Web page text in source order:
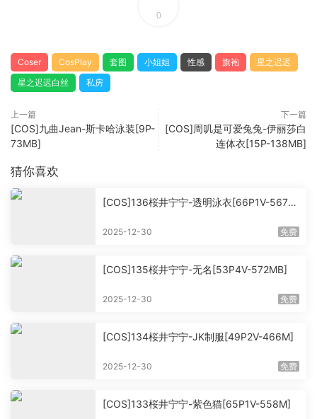
0
Coser CosPlay 套图 小姐姐 性感 旗袍
星之迟迟
星之迟迟白丝
私房
上一篇
[COS]九曲Jean-斯卡哈泳装[9P-
73MB]
下一篇
[COS]周叽是可爱兔兔-伊丽莎白
连体衣[15P-138MB]
猜你喜欢
[COS]136桜井宁宁-透明泳衣[66P1V-567M
2025-12-30 免费
[COS]135桜井宁宁-无名[53P4V-572MB]
2025-12-30 免费
[COS]134桜井宁宁-JK制服[49P2V-466M]
2025-12-30 免费
[COS]133桜井宁宁-紫色猫[65P1V-558M]